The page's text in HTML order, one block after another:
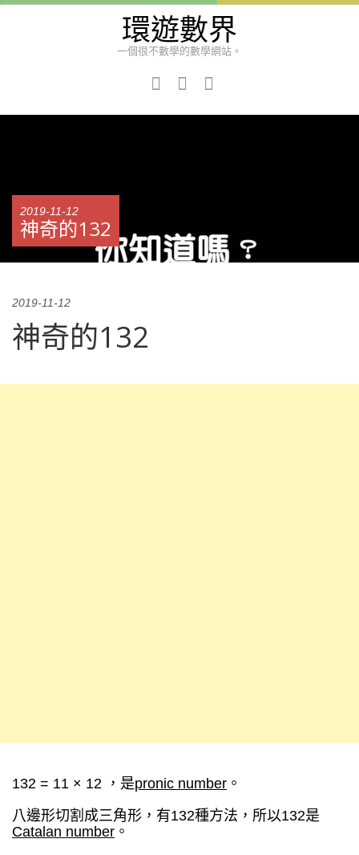
環遊數界
一個很不數學的數學網站。
2019-11-12
神奇的132
2019-11-12
神奇的132
132 = 11 × 12 ，是pronic number 。
八邊形切割成三角形，有132種方法，所以132是
Catalan number 。